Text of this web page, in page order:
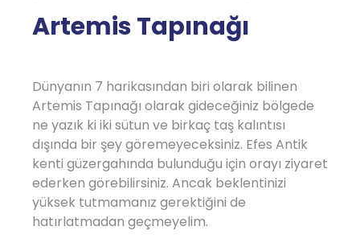
Artemis Tapınağı
Dünyanın 7 harikasından biri olarak bilinen
Artemis Tapınağı olarak gideceğiniz bölgede
ne yazık ki iki sütun ve birkaç taş kalıntısı
dışında bir şey göremeyeceksiniz. Efes Antik
kenti güzergahında bulunduğu için orayı ziyaret
ederken görebilirsiniz. Ancak beklentinizi
yüksek tutmamanız gerektiğini de
hatırlatmadan geçmeyelim.